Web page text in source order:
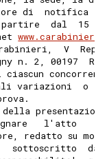
di
dal  15
V
n. 2, 00197
ciascun
variazioni
l'atto
redatto su
sottoscritto